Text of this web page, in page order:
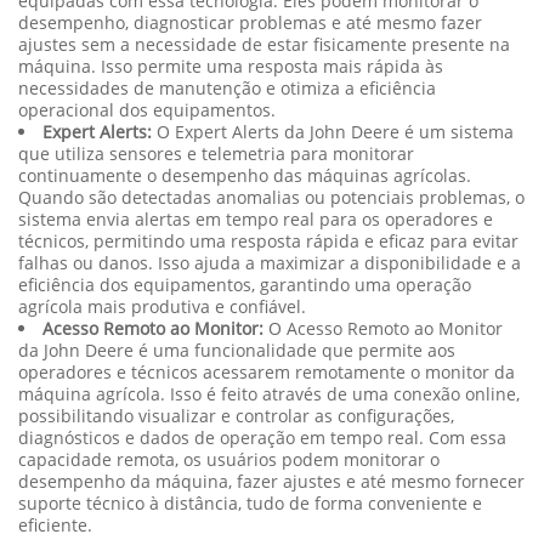
Service ADVISOR™ Remoto:O Service ADVISOR™ Remoto da
John Deere é um sistema que permite aos técnicos da John
Deere acessarem remotamente os dados das máquinas
equipadas com essa tecnologia. Eles podem monitorar o
desempenho, diagnosticar problemas e até mesmo fazer
ajustes sem a necessidade de estar fisicamente presente na
máquina. Isso permite uma resposta mais rápida às
necessidades de manutenção e otimiza a eficiência
operacional dos equipamentos.
Expert Alerts:O Expert Alerts da John Deere é um sistema
que utiliza sensores e telemetria para monitorar
continuamente o desempenho das máquinas agrícolas.
Quando são detectadas anomalias ou potenciais problemas, o
sistema envia alertas em tempo real para os operadores e
técnicos, permitindo uma resposta rápida e eficaz para evitar
falhas ou danos. Isso ajuda a maximizar a disponibilidade e a
eficiência dos equipamentos, garantindo uma operação
agrícola mais produtiva e confiável.
Acesso Remoto ao Monitor:O Acesso Remoto ao Monitor
da John Deere é uma funcionalidade que permite aos
operadores e técnicos acessarem remotamente o monitor da
máquina agrícola. Isso é feito através de uma conexão online,
possibilitando visualizar e controlar as configurações,
diagnósticos e dados de operação em tempo real. Com essa
capacidade remota, os usuários podem monitorar o